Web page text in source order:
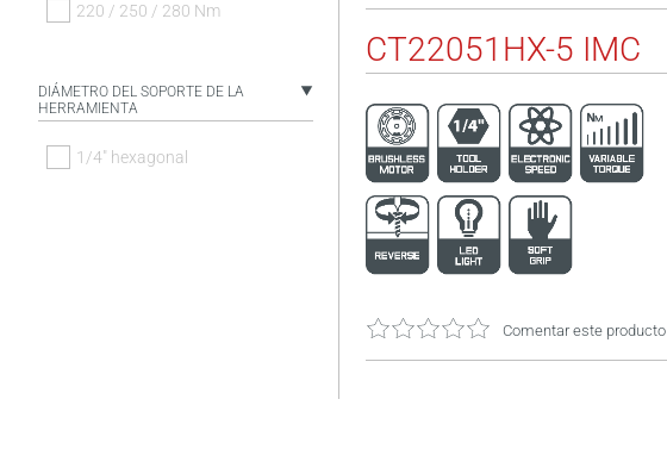
220 / 250 / 280 Nm
DIÁMETRO DEL SOPORTE DE LA
HERRAMIENTA
1/4" hexagonal
CT22051HX-5 IMC
Comentar este producto